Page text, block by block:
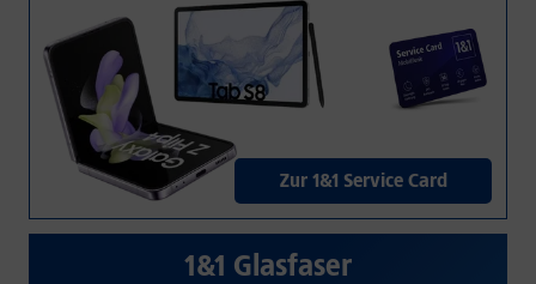
Zur 1&1 Service Card
1&1 Glasfaser